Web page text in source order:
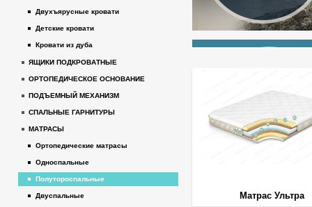
Матрас Ультра
Двухъярусные кровати
Детские кровати
Кровати из дуба
ЯЩИКИ ПОДКРОВАТНЫЕ
ОРТОПЕДИЧЕСКОЕ ОСНОВАНИЕ
ПОДЪЕМНЫЙ МЕХАНИЗМ
СПАЛЬНЫЕ ГАРНИТУРЫ
МАТРАСЫ
Ортопедические матрасы
Односпальные
Полутороспальные
Двуспальные